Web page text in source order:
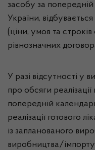
засобу за
України,
(ціни, умов та
рівнозначних
У разі відсутності у
про обсяги
попередній
реалізації готового
із запланованого
виробництва/імпорту